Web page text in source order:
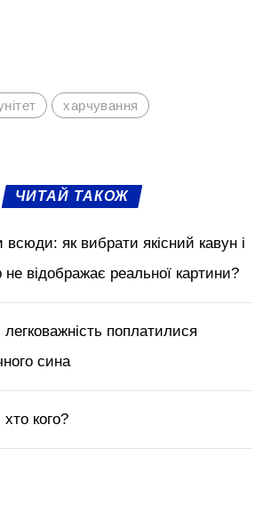
харчування
ЧИТАЙ ТАКОЖ
всюди: як вибрати якісний кавун і
не відображає реальної картини?
легковажність поплатилися
сина
хто кого?